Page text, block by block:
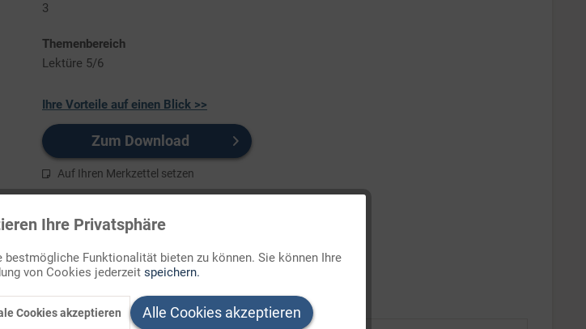
3
Themenbereich
Lektüre 5/6
Ihre Vorteile auf einen Blick >>
Zum Download
Auf Ihren Merkzettel setzen
Inaktiv
Ihre Privatsphäre
Funktionalität bieten zu können. Sie können Ihre
von Cookies jederzeit speichern.
Cookies akzeptieren Alle Cookies akzeptieren